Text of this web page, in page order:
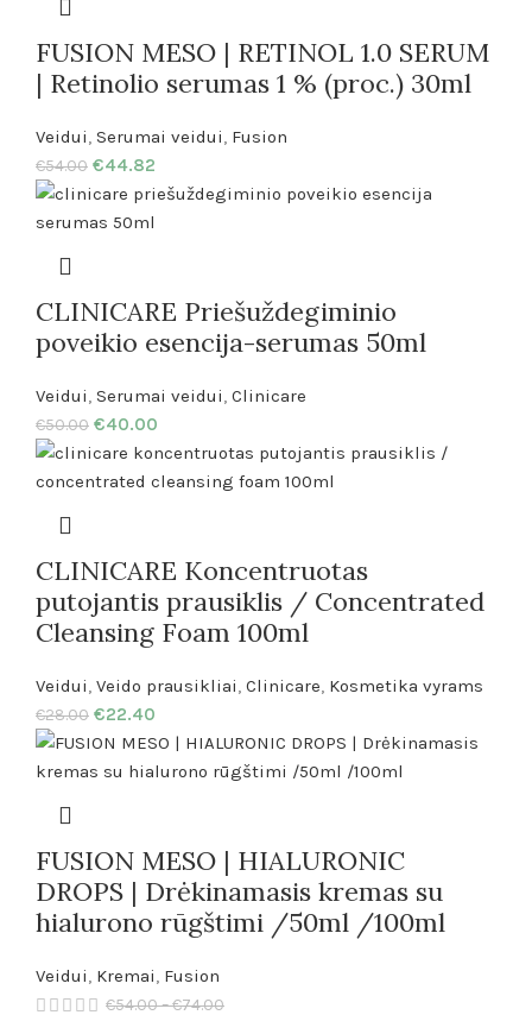
FUSION MESO | RETINOL 1.0 SERUM
| Retinolio serumas 1 % (proc.) 30ml
Veidui, Serumai veidui, Fusion
€54.00 €44.82
CLINICARE Priešuždegiminio
poveikio esencija-serumas 50ml
Veidui, Serumai veidui, Clinicare
€50.00 €40.00
CLINICARE Koncentruotas
putojantis prausiklis / Concentrated
Cleansing Foam 100ml
Veidui, Veido prausikliai, Clinicare, Kosmetika vyrams
€28.00 €22.40
FUSION MESO | HIALURONIC
DROPS | Drėkinamasis kremas su
hialurono rūgštimi /50ml /100ml
Veidui, Kremai, Fusion
€54.00 – €74.00